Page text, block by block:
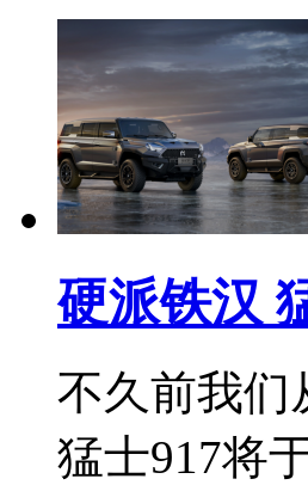
硬派铁汉
不久前我们
猛士917将